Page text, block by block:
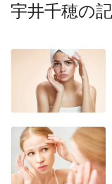
宇井千穂の